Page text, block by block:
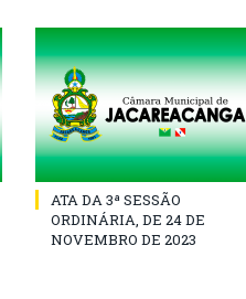
ATA DA 3ª SESSÃO
ORDINÁRIA, DE 24 DE
NOVEMBRO DE 2023